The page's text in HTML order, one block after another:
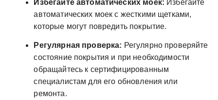
Избегайте автоматических моек: Избегайте
автоматических моек с жесткими щетками,
которые могут повредить покрытие.
Регулярная проверка: Регулярно проверяйте
состояние покрытия и при необходимости
обращайтесь к сертифицированным
специалистам для его обновления или
ремонта.